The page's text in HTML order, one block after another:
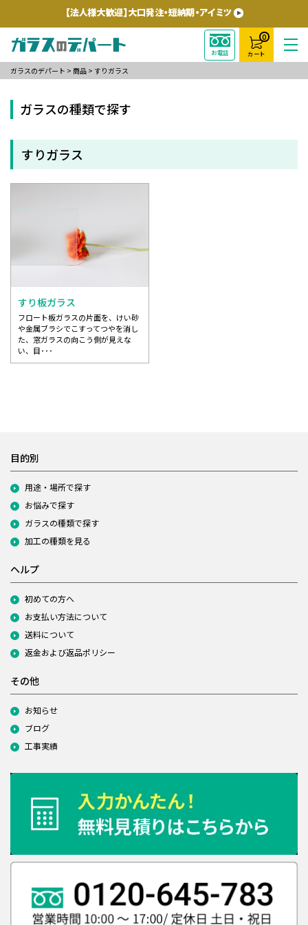
お電話 カート
0
ガラスのデパート > 商品 > すりガラス
ガラスの種類で探す
すりガラス
すり板ガラス
フロート板ガラスの片面を、けい砂
や金属ブラシでこすってつやを消し
た、窓ガラスの向こう側が見えな
い、目･･･
目的別
用途・場所で探す
お悩みで探す
ガラスの種類で探す
加工の種類を見る
ヘルプ
初めての方へ
お支払い方法について
送料について
返金および返品ポリシー
その他
お知らせ
ブログ
工事実績